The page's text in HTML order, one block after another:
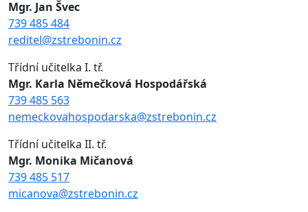
Mgr. Jan Švec
739 485 484
reditel@zstrebonin.cz
Třídní učitelka I. tř.
Mgr. Karla Němečková Hospodářská
739 485 563
nemeckovahospodarska@zstrebonin.cz
Třídní učitelka II. tř.
Mgr. Monika Mičanová
739 485 517
micanova@zstrebonin.cz